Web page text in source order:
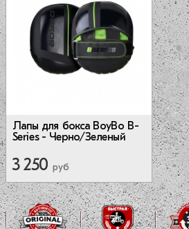
Лапы для бокса BoyBo B-
Series - Черно/Зеленый
3 250 руб